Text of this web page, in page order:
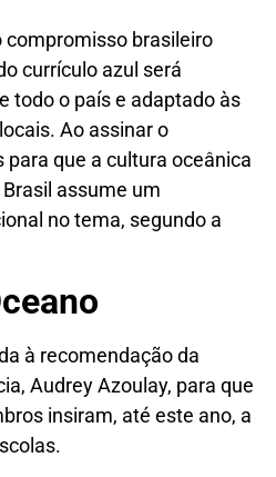
brasileiro
currículo azul será
todo o país e adaptado às
Ao assinar o
que a cultura oceânica
assume um
no tema, segundo a
à recomendação da
Audrey Azoulay, para que
insiram, até este ano, a